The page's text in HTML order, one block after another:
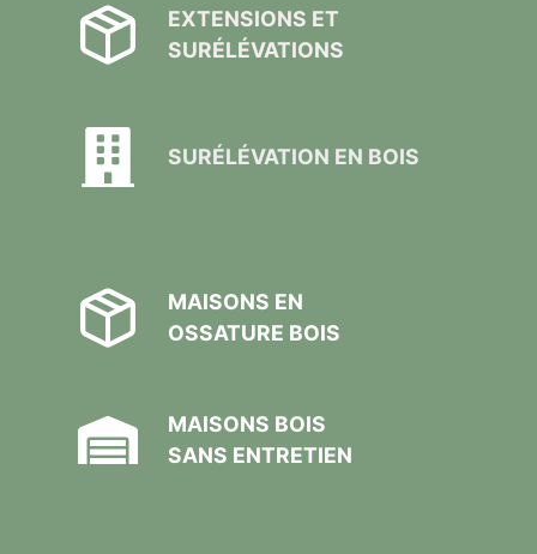
EXTENSIONS ET
SURÉLÉVATIONS
SURÉLÉVATION EN BOIS
MAISONS EN
OSSATURE BOIS
MAISONS BOIS
SANS ENTRETIEN